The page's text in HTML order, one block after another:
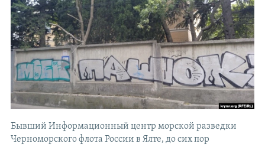
Бывший Информационный центр морской разведки
Черноморского флота России в Ялте, до сих пор